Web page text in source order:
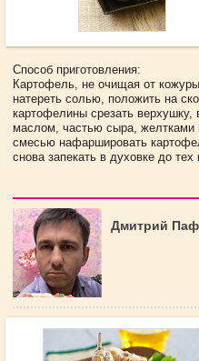
Способ приготовления:
Картофель, не очищая от
натереть солью, положить на
картофелины срезать
маслом, частью сыра, желтками
смесью нафаршировать
снова запекать в духовке до тех
Дмитрий